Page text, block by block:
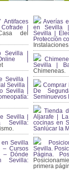
Antifaces
|
del
Sevilla |
|
Sevilla |
Sevilla |
Sevilla |
Sevilla |
Sevilla:
Sevilla
– Cursos
– Dónde
Sevilla:
Averías
en Sevilla |
Sevilla |
Protección
Sevilla |
Chimeneas.
Comprar
De
Seminuevos
Tienda
Aljarafe |
cocinas en
Sanlúcar la
Sevilla.
Página.
primera